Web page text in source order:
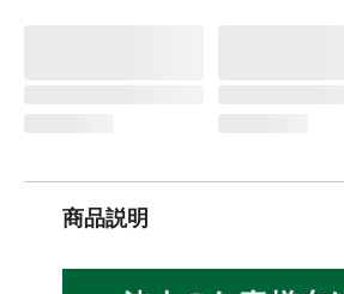
商品説明